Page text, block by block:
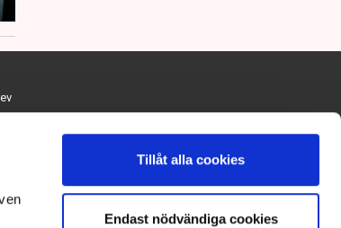
Tillåt alla cookies
Endast nödvändiga cookies
redaktionen
och ansvarig utgivare: